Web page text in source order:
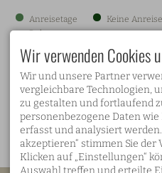
Anreisetage Keine Anreise
× Belegt
MERKMALE
✓ Schneetraum
Wir verwenden Cookies
Wir und unsere Partner
vergleichbare Technologien,
zu gestalten und fortlaufend
personenbezogene Daten
erfasst und analysiert
akzeptieren“ stimmen Sie der
Klicken auf „Einstellungen“